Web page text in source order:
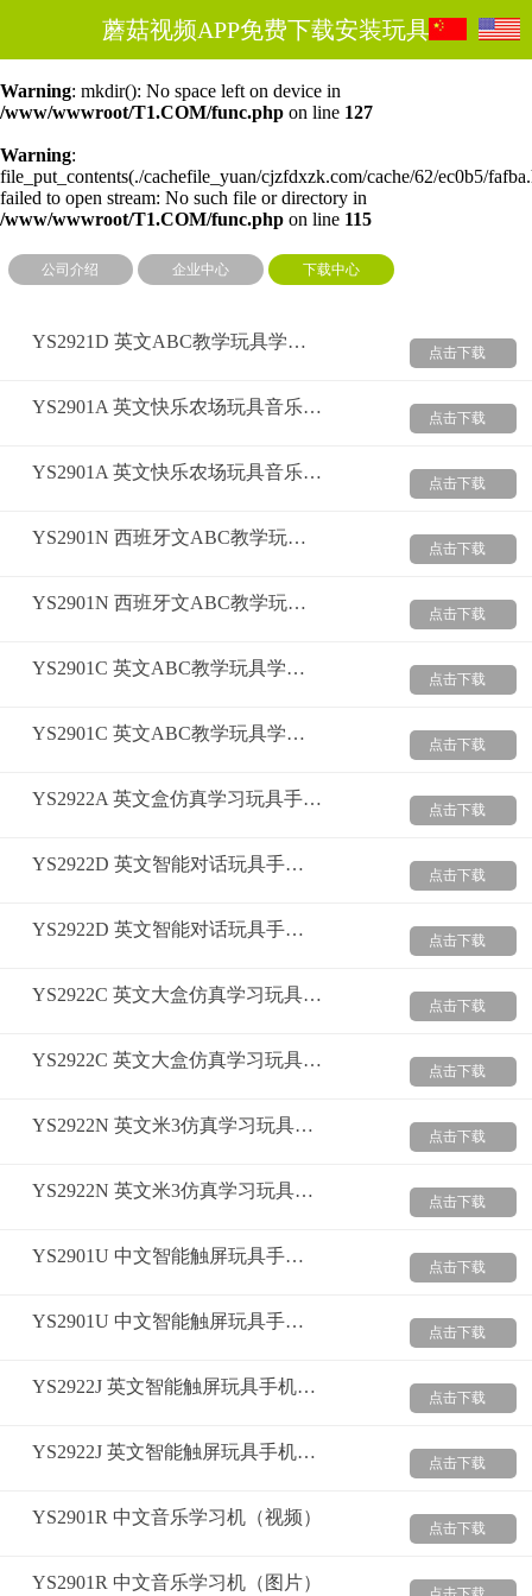
Warning: mkdir(): No space left on device in
/www/wwwroot/T1.COM/func.php on line 127
Warning:
file_put_contents(./cachefile_yuan/cjzfdxzk.com/cache/62/ec0b5/
failed to open stream: No such file or directory in
/www/wwwroot/T1.COM/func.php on line 115
蘑菇视频APP免费下载安装玩具
公司介绍 企业中心 下载中心
YS2921D 英文ABC教学玩具学习机（图片）
点击下载
YS2901A 英文快乐农场玩具音乐书（视频）
点击下载
YS2901A 英文快乐农场玩具音乐书（图片）
点击下载
YS2901N 西班牙文ABC教学玩具学习书（视频）
点击下载
YS2901N 西班牙文ABC教学玩具学习书（图片）
点击下载
YS2901C 英文ABC教学玩具学习书（视频）
点击下载
YS2901C 英文ABC教学玩具学习书（图片）
点击下载
YS2922A 英文盒仿真学习玩具手机（图片）
点击下载
YS2922D 英文智能对话玩具手机（视频）
点击下载
YS2922D 英文智能对话玩具手机（图片）
点击下载
YS2922C 英文大盒仿真学习玩具手机（视频）
点击下载
YS2922C 英文大盒仿真学习玩具手机（图片）
点击下载
YS2922N 英文米3仿真学习玩具手机（视频）
点击下载
YS2922N 英文米3仿真学习玩具手机（图片）
点击下载
YS2901U 中文智能触屏玩具手机（视频）
点击下载
YS2901U 中文智能触屏玩具手机（图片）
点击下载
YS2922J 英文智能触屏玩具手机（视频）
点击下载
YS2922J 英文智能触屏玩具手机（图片）
点击下载
YS2901R 中文音乐学习机（视频）
点击下载
YS2901R 中文音乐学习机（图片）